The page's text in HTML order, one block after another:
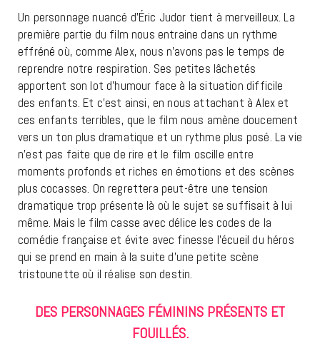
Un personnage nuancé d’Éric Judor tient à merveilleux. La
première partie du film nous entraine dans un rythme
effréné où, comme Alex, nous n’avons pas le temps de
reprendre notre respiration. Ses petites lâchetés
apportent son lot d’humour face à la situation difficile
des enfants. Et c’est ainsi, en nous attachant à Alex et
ces enfants terribles, que le film nous amène doucement
vers un ton plus dramatique et un rythme plus posé. La vie
n’est pas faite que de rire et le film oscille entre
moments profonds et riches en émotions et des scènes
plus cocasses. On regrettera peut-être une tension
dramatique trop présente là où le sujet se suffisait à lui
même. Mais le film casse avec délice les codes de la
comédie française et évite avec finesse l’écueil du héros
qui se prend en main à la suite d’une petite scène
tristounette où il réalise son destin.
DES PERSONNAGES FÉMININS PRÉSENTS ET
FOUILLÉS.